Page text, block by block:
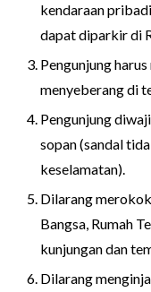
kendaraan
dapat diparkir di
Pengunjung
menyeberang di
Pengunjung
sopan (sandal
keselamatan).
Dilarang
Bangsa, Rumah
kunjungan dan
Dilarang